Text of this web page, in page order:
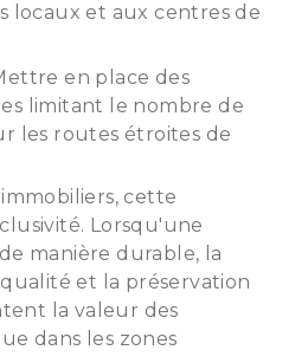
locaux et aux centres de
en place des
limitant le nombre de
les routes étroites de
cette
Lorsqu'une
manière durable, la
et la préservation
la valeur des
dans les zones